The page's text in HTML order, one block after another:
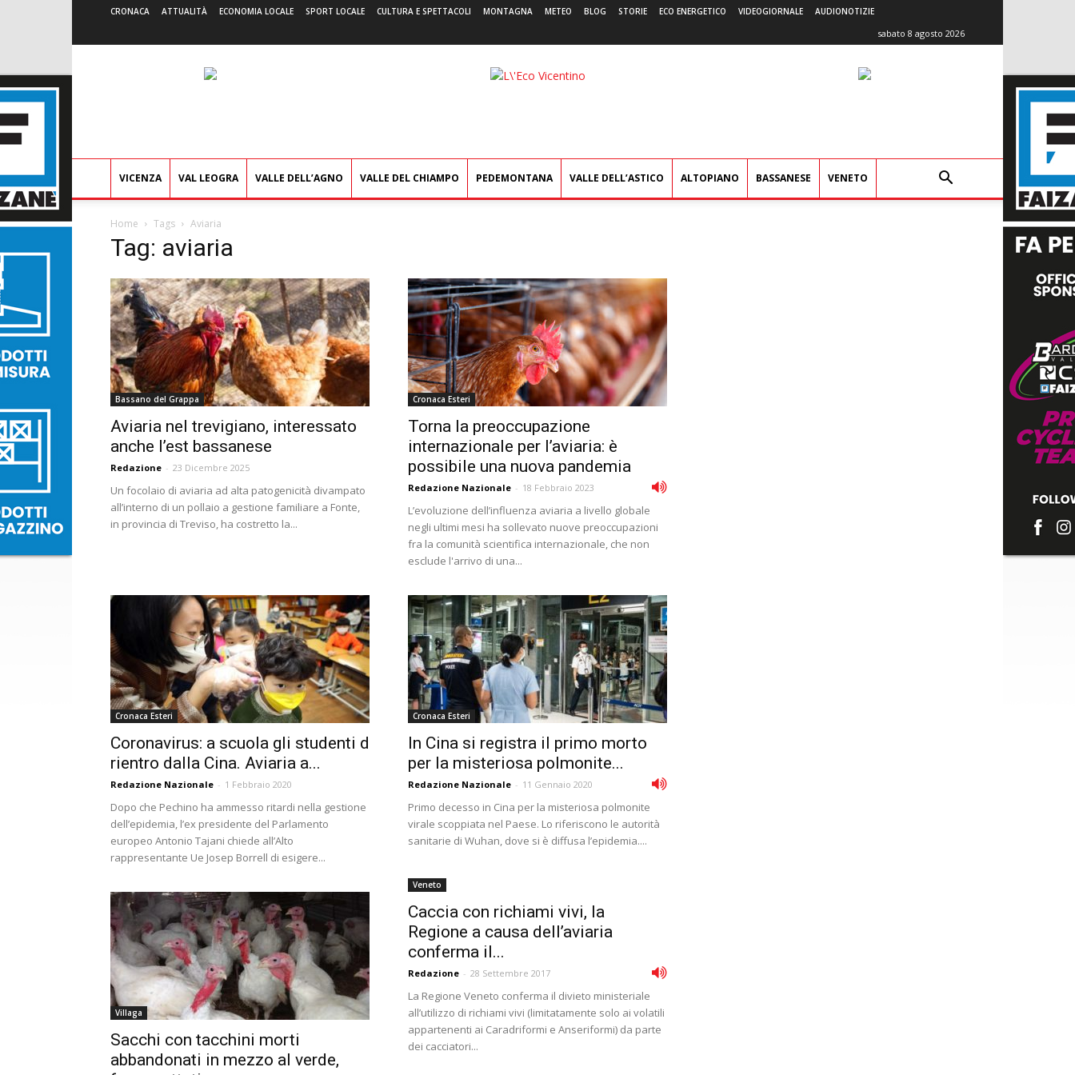
CRONACA ATTUALITÀ ECONOMIA LOCALE SPORT LOCALE CULTURA E SPETTACOLI MONTAGNA METEO BLOG STORIE ECO ENERGETICO VIDEOGIORNALE AUDIONOTIZIE
sabato 8 agosto 2026
L'Eco
VICENZA VAL LEOGRA VALLE DELL’AGNO VALLE DEL CHIAMPO PEDEMONTANA VALLE DELL’ASTICO ALTOPIANO BASSANESE VENETO
Home Tags Aviaria
Tag: aviaria
Bassano del Grappa
Aviaria nel trevigiano, interessato
anche l’est bassanese
Redazione - 23 Dicembre 2025
Un focolaio di aviaria ad alta patogenicità divampato
all’interno di un pollaio a gestione familiare a Fonte,
in provincia di Treviso, ha costretto la...
Cronaca Esteri
Torna la preoccupazione
internazionale per l’aviaria: è
possibile una nuova pandemia
Redazione Nazionale - 18 Febbraio 2023
L’evoluzione dell’influenza aviaria a livello globale
negli ultimi mesi ha sollevato nuove preoccupazioni
fra la comunità scientifica internazionale, che non
esclude l'arrivo di una...
Cronaca Esteri
Coronavirus: a scuola gli studenti d
rientro dalla Cina. Aviaria a...
Redazione Nazionale - 1 Febbraio 2020
Dopo che Pechino ha ammesso ritardi nella gestione
dell’epidemia, l’ex presidente del Parlamento
europeo Antonio Tajani chiede all’Alto
rappresentante Ue Josep Borrell di esigere...
Cronaca Esteri
In Cina si registra il primo morto
per la misteriosa polmonite...
Redazione Nazionale - 11 Gennaio 2020
Primo decesso in Cina per la misteriosa polmonite
virale scoppiata nel Paese. Lo riferiscono le autorità
sanitarie di Wuhan, dove si è diffusa l’epidemia....
Villaga
Sacchi con tacchini morti
abbandonati in mezzo al verde,
Veneto
Caccia con richiami vivi, la
Regione a causa dell’aviaria
conferma il...
Redazione - 28 Settembre 2017
La Regione Veneto conferma il divieto ministeriale
all’utilizzo di richiami vivi (limitatamente solo ai volatili
appartenenti ai Caradriformi e Anseriformi) da parte
dei cacciatori...